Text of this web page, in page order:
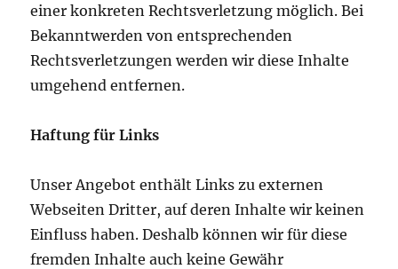
einer konkreten Rechtsverletzung möglich. Bei
Bekanntwerden von entsprechenden
Rechtsverletzungen werden wir diese Inhalte
umgehend entfernen.
Haftung für Links
Unser Angebot enthält Links zu externen
Webseiten Dritter, auf deren Inhalte wir keinen
Einfluss haben. Deshalb können wir für diese
fremden Inhalte auch keine Gewähr